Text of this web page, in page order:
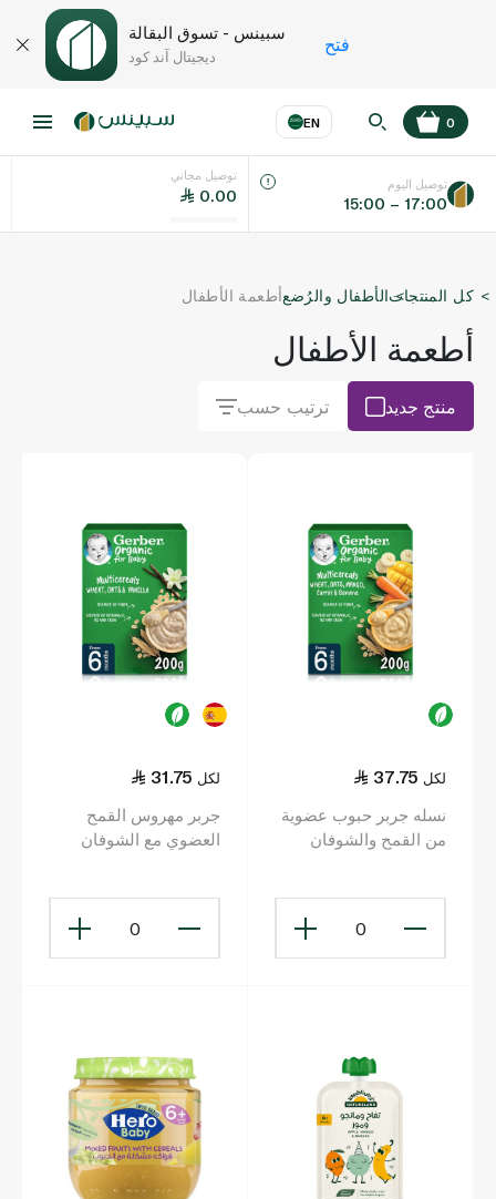
سبينس - تسوق البقالة
ديجيتال آند كود
فتح
EN
اللغة عر
KSA
0
توصيل مجاني
0.00
توصيل اليوم
15:00 – 17:00
كل المنتجاتالأطفال والرُضعأطعمة الأطفال
أطعمة الأطفال
منتج جديد ترتيب حسب
37.75 لكل
نسله جربر حبوب عضوية
من القمح والشوفان
0
31.75 لكل
جربر مهروس القمح
العضوي مع الشوفان
0